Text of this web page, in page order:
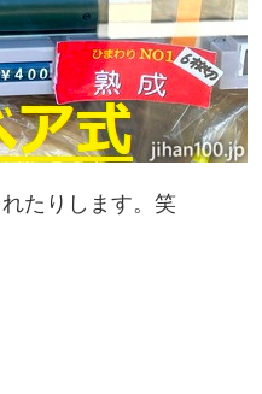
たりします。笑